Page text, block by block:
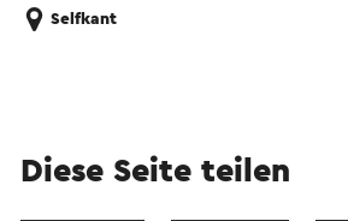
Selfkant
Diese Seite teilen